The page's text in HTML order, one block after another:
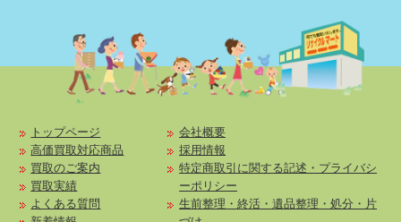
トップページ
高価買取対応商品
買取のご案内
買取実績
よくある質問
会社概要
採用情報
特定商取引に関する記述・プライバシ
ーポリシー
生前整理・終活・遺品整理・処分・片